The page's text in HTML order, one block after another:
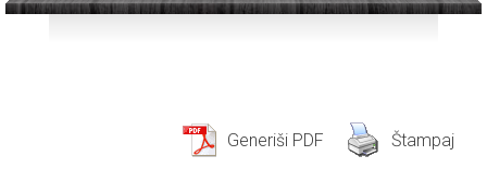
Generiši PDF Štampaj